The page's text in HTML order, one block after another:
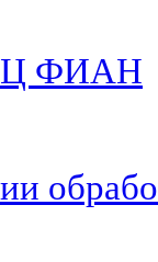
ФИАН